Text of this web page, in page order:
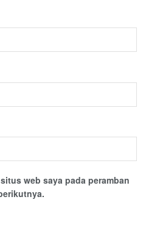
web saya pada peramban